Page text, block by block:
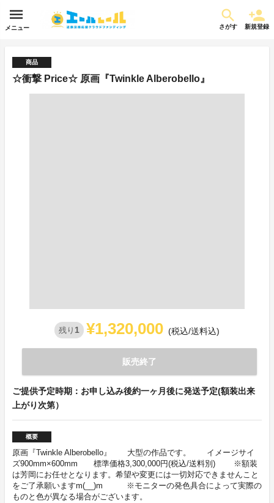
メニュー さがす 新規登録
商品
☆衝撃 Price☆ 原画『Twinkle Alberobello』
残り 1 ¥1,320,000 (税込/送料込)
販売終了
ご提供予定時期：お申し込み後約一ヶ月後に発送予定(額装出来
上がり次第）
概要
原画『Twinkle Alberobello』 大型の作品です。 イメージサイ
ズ900mm×600mm 標準価格3,300,000円(税込/送料別) ※額装
は芳岡にお任せとなります。希望や変更には一切対応できませんこと
をご了承願いますm(__)m ※モニターの発色具合によって実際の
ものと色が異なる場合がございます。